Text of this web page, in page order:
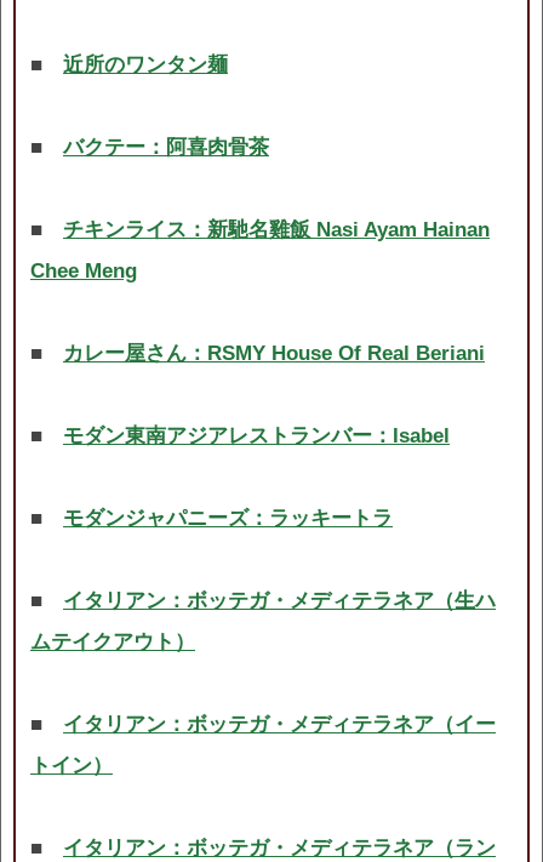
■ 近所のワンタン麺
■バクテー：阿喜肉骨茶
■ チキンライス：新馳名雞飯 Nasi Ayam Hainan
Chee Meng
■ カレー屋さん：RSMY House Of Real Beriani
■ モダン東南アジアレストランバー：Isabel
■ モダンジャパニーズ：ラッキートラ
■ イタリアン：ボッテガ・メディテラネア（生ハ
ムテイクアウト）
■ イタリアン：ボッテガ・メディテラネア（イー
トイン）
■ イタリアン：ボッテガ・メディテラネア（ラン